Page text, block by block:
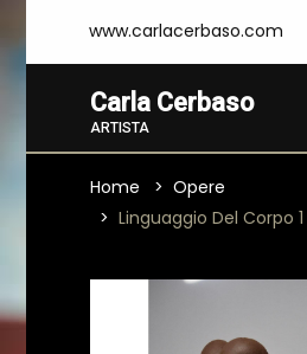
www.carlacerbaso.com
Carla Cerbaso
ARTISTA
Home
Opere
Linguaggio Del Corpo 1